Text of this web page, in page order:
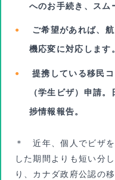
へのお手続き、スム
ご希望があれば、
機応変に対応します。
提携している移民
（学生ビザ）申請
捗情報報告。
＊ 近年、個人でビザ
した期間よりも短い分
り、カナダ政府公認の